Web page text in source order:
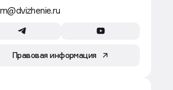
Правовая информация